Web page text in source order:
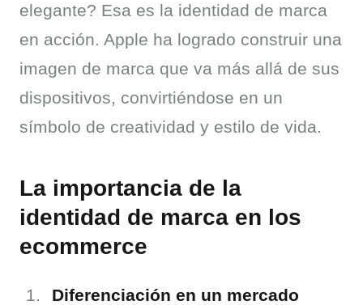
elegante? Esa es la identidad de marca
en acción. Apple ha logrado construir una
imagen de marca que va más allá de sus
dispositivos, convirtiéndose en un
símbolo de creatividad y estilo de vida.
La importancia de la
identidad de marca en los
ecommerce
Diferenciación en un mercado